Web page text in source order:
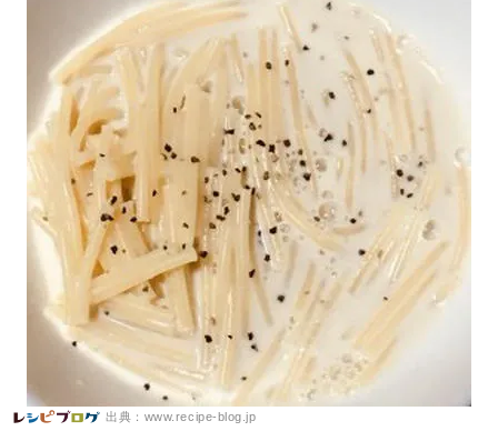
出典：www.recipe-blog.jp